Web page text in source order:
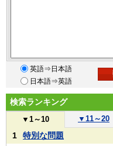
英語⇒日本語
日本語⇒英語
検索ランキング
▼ 1～10 ▼ 11～20
1
特別な問題